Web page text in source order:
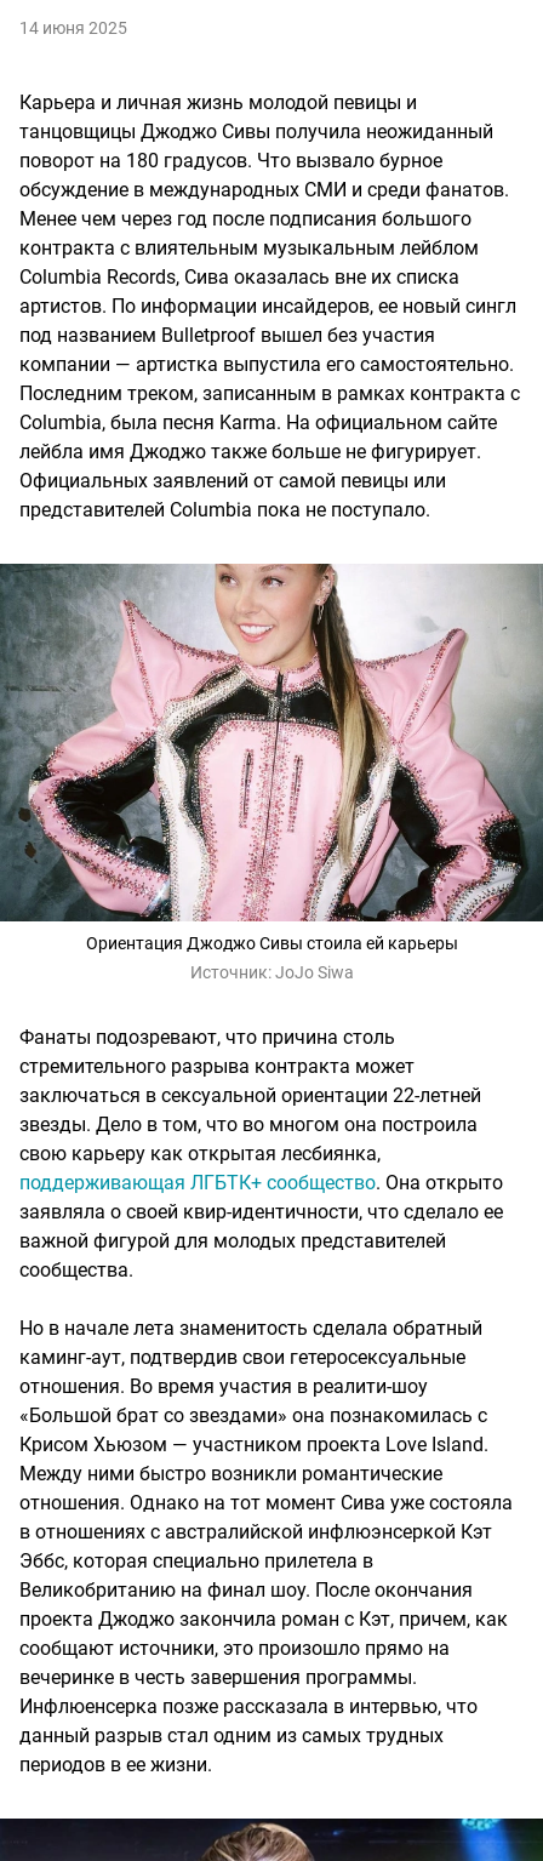
14 июня 2025
Карьера и личная жизнь молодой певицы и
танцовщицы Джоджо Сивы получила неожиданный
поворот на 180 градусов. Что вызвало бурное
обсуждение в международных СМИ и среди фанатов.
Менее чем через год после подписания большого
контракта с влиятельным музыкальным лейблом
Columbia Records, Сива оказалась вне их списка
артистов. По информации инсайдеров, ее новый сингл
под названием Bulletproof вышел без участия
компании — артистка выпустила его самостоятельно.
Последним треком, записанным в рамках контракта с
Columbia, была песня Karma. На официальном сайте
лейбла имя Джоджо также больше не фигурирует.
Официальных заявлений от самой певицы или
представителей Columbia пока не поступало.
Ориентация Джоджо Сивы стоила ей карьеры
Источник:JoJo Siwa
Фанаты подозревают, что причина столь
стремительного разрыва контракта может
заключаться в сексуальной ориентации 22-летней
звезды. Дело в том, что во многом она построила
свою карьеру как открытая лесбиянка,
поддерживающая ЛГБТК+ сообщество. Она открыто
заявляла о своей квир-идентичности, что сделало ее
важной фигурой для молодых представителей
сообщества.
Но в начале лета знаменитость сделала обратный
каминг-аут, подтвердив свои гетеросексуальные
отношения. Во время участия в реалити-шоу
«Большой брат со звездами» она познакомилась с
Крисом Хьюзом — участником проекта Love Island.
Между ними быстро возникли романтические
отношения. Однако на тот момент Сива уже состояла
в отношениях с австралийской инфлюэнсеркой Кэт
Эббс, которая специально прилетела в
Великобританию на финал шоу. После окончания
проекта Джоджо закончила роман с Кэт, причем, как
сообщают источники, это произошло прямо на
вечеринке в честь завершения программы.
Инфлюенсерка позже рассказала в интервью, что
данный разрыв стал одним из самых трудных
периодов в ее жизни.